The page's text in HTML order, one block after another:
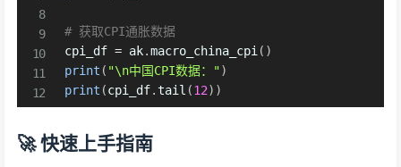
# 获取CPI通胀数据
cpi_df = ak.macro_china_cpi ( )
print ( "\n中国CPI数据：")
print (cpi_df.tail (12) )
🚀 快速上手指南